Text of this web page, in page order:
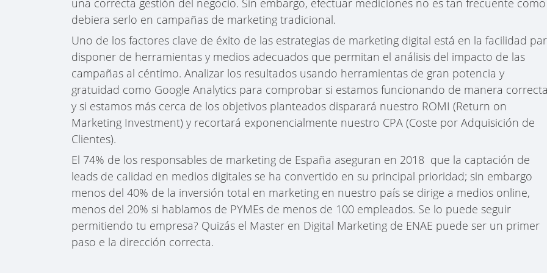
una correcta gestión del negocio. Sin embargo, efectuar mediciones no es tan frecuente como
debiera serlo en campañas de marketing tradicional.
Uno de los factores clave de éxito de las estrategias de marketing digital está en la facilidad
disponer de herramientas y medios adecuados que permitan el análisis del impacto de las
campañas al céntimo. Analizar los resultados usando herramientas de gran potencia y
gratuidad como Google Analytics para comprobar si estamos funcionando de manera
y si estamos más cerca de los objetivos planteados disparará nuestro ROMI (Return on
Marketing Investment) y recortará exponencialmente nuestro CPA (Coste por Adquisición de
Clientes).
El 74% de los responsables de marketing de España aseguran en 2018 que la captación de
leads de calidad en medios digitales se ha convertido en su principal prioridad; sin embargo
menos del 40% de la inversión total en marketing en nuestro país se dirige a medios online,
menos del 20% si hablamos de PYMEs de menos de 100 empleados. Se lo puede seguir
permitiendo tu empresa? Quizás el Master en Digital Marketing de ENAE puede ser un primer
paso e la dirección correcta.